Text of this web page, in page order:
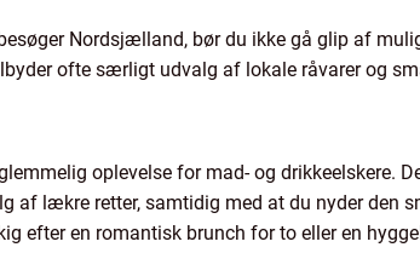
Nordsjælland, bør du ikke gå glip af
ofte særligt udvalg af lokale råvarer og
oplevelse for mad- og drikkeelskere.
af lækre retter, samtidig med at du nyder
efter en romantisk brunch for to eller en